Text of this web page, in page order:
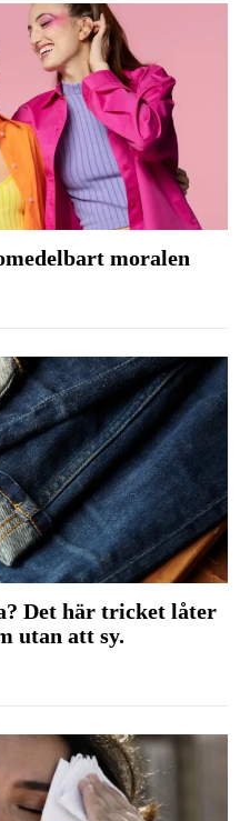
moralen
Det här tricket låter
utan att sy.